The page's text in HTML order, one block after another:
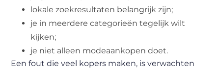
lokale zoekresultaten belangrijk zijn;
je in meerdere categorieën tegelijk wilt
kijken;
je niet alleen modeaankopen doet.
Een fout die veel kopers maken, is verwachten